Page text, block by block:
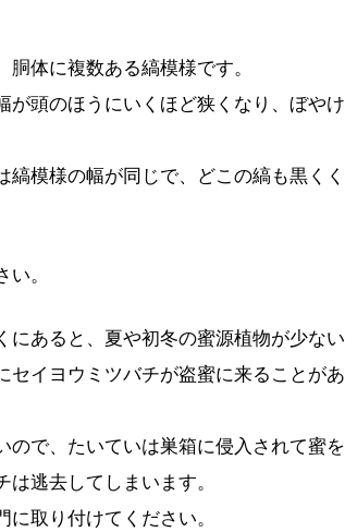
体に複数ある縞模様です。
が頭のほうにいくほど狭くなり、ぼやけ
模様の幅が同じで、どこの縞も黒くく
。
にあると、夏や初冬の蜜源植物が少ない
セイヨウミツバチが盗蜜に来ることがあ
ので、たいていは巣箱に侵入されて蜜を
逃去してしまいます。
取り付けてください。